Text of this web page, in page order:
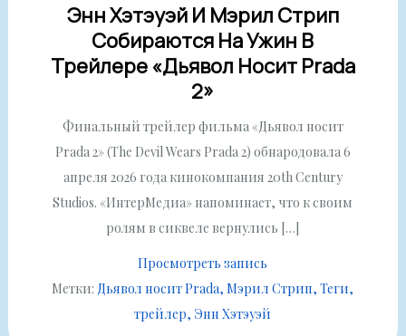
Энн Хэтэуэй И Мэрил Стрип
Собираются На Ужин В
Трейлере «Дьявол Носит Prada
2»
Финальный трейлер фильма «Дьявол носит
Prada 2» (The Devil Wears Prada 2) обнародовала 6
апреля 2026 года кинокомпания 20th Century
Studios. «ИнтерМедиа» напоминает, что к своим
ролям в сиквеле вернулись […]
Просмотреть запись
Метки: Дьявол носит Prada Мэрил Стрип Теги
трейлер Энн Хэтэуэй